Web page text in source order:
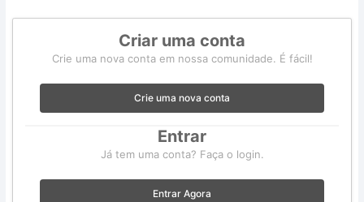
Criar uma conta
Crie uma nova conta em nossa comunidade. É fácil!
Crie uma nova conta
Entrar
Já tem uma conta? Faça o login.
Entrar Agora